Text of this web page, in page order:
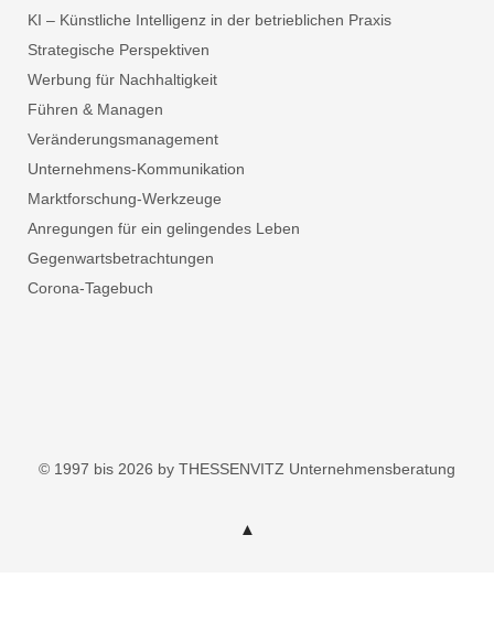
KI – Künstliche Intelligenz in der betrieblichen Praxis
Strategische Perspektiven
Werbung für Nachhaltigkeit
Führen & Managen
Veränderungsmanagement
Unternehmens-Kommunikation
Marktforschung-Werkzeuge
Anregungen für ein gelingendes Leben
Gegenwartsbetrachtungen
Corona-Tagebuch
© 1997 bis 2026 by THESSENVITZ Unternehmensberatung